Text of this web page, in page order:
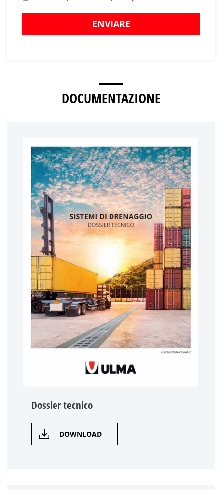
ENVIARE
DOCUMENTAZIONE
Dossier tecnico
DOWNLOAD